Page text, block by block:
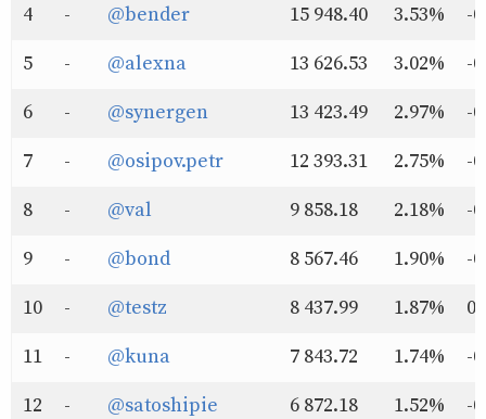
4
- @bender 15 948.40 3.53%
-
5
- @alexna 13 626.53 3.02%
-
6
- @synergen 13 423.49 2.97%
-
7
- @osipov.petr 12 393.31 2.75%
-
8
- @val 9 858.18 2.18%
-
9
- @bond 8 567.46 1.90%
-
10
- @testz 8 437.99 1.87%
11
- @kuna 7 843.72 1.74%
-
12
- @satoshipie 6 872.18 1.52%
-